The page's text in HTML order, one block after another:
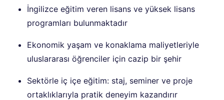
İngilizce eğitim veren lisans ve yüksek lisans
programları bulunmaktadır
Ekonomik yaşam ve konaklama maliyetleriyle
uluslararası öğrenciler için cazip bir şehir
Sektörle iç içe eğitim: staj, seminer ve proje
ortaklıklarıyla pratik deneyim kazandırır